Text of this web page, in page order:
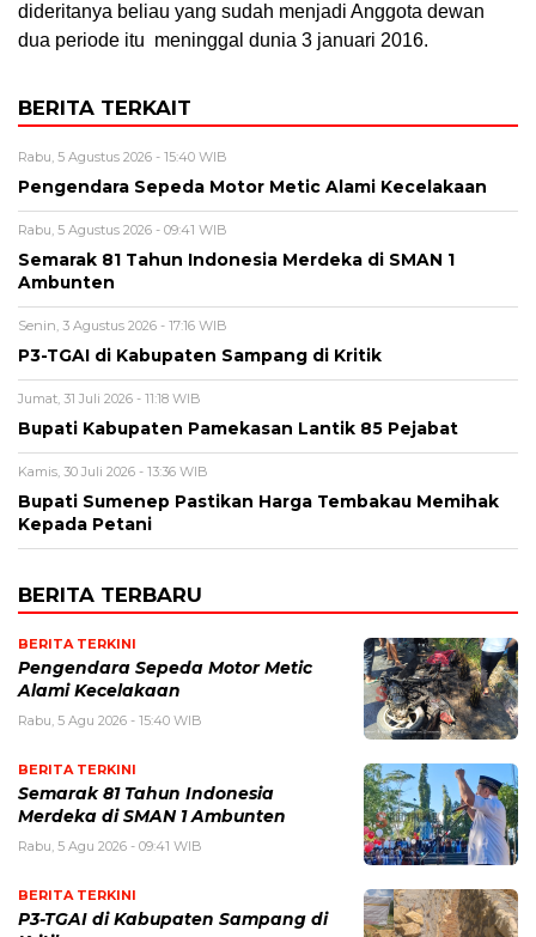
dideritanya beliau yang sudah menjadi Anggota dewan
dua periode itu meninggal dunia 3 januari 2016.
BERITA TERKAIT
Rabu, 5 Agustus 2026 - 15:40 WIB
Pengendara Sepeda Motor Metic Alami Kecelakaan
Rabu, 5 Agustus 2026 - 09:41 WIB
Semarak 81 Tahun Indonesia Merdeka di SMAN 1
Ambunten
Senin, 3 Agustus 2026 - 17:16 WIB
P3-TGAI di Kabupaten Sampang di Kritik
Jumat, 31 Juli 2026 - 11:18 WIB
Bupati Kabupaten Pamekasan Lantik 85 Pejabat
Kamis, 30 Juli 2026 - 13:36 WIB
Bupati Sumenep Pastikan Harga Tembakau Memihak
Kepada Petani
BERITA TERBARU
BERITA TERKINI
Pengendara Sepeda Motor Metic
Alami Kecelakaan
Rabu, 5 Agu 2026 - 15:40 WIB
BERITA TERKINI
Semarak 81 Tahun Indonesia
Merdeka di SMAN 1 Ambunten
Rabu, 5 Agu 2026 - 09:41 WIB
BERITA TERKINI
P3-TGAI di Kabupaten Sampang di